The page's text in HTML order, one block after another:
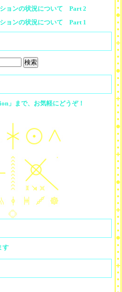
ョンの状況について Part 2
ョンの状況について Part 1
」まで、お気軽にどうぞ！
す